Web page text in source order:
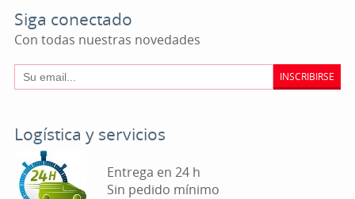
Siga conectado
Con todas nuestras novedades
INSCRIBIRSE
Logística y servicios
Entrega en 24 h
Sin pedido mínimo